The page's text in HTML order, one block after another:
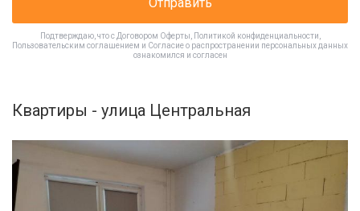
Подтверждаю, что с Договором Оферты Политикой конфиденциальности
Пользовательским соглашением и Согласие о распространении персональных данных
ознакомился и согласен
Квартиры - улица Центральная